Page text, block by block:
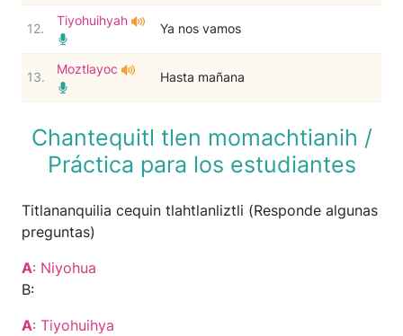
12.
Tiyohuihyah
Ya nos vamos
13.
Moztlayoc
Hasta mañana
Chantequitl tlen momachtianih /
Práctica para los estudiantes
Titlananquilia cequin tlahtlanliztli (Responde algunas
preguntas)
A: Niyohua
B:
A: Tiyohuihya